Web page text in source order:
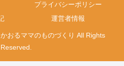
プライバシーポリシー
運営者情報
おるママのものづくり All Rights
Reserved.